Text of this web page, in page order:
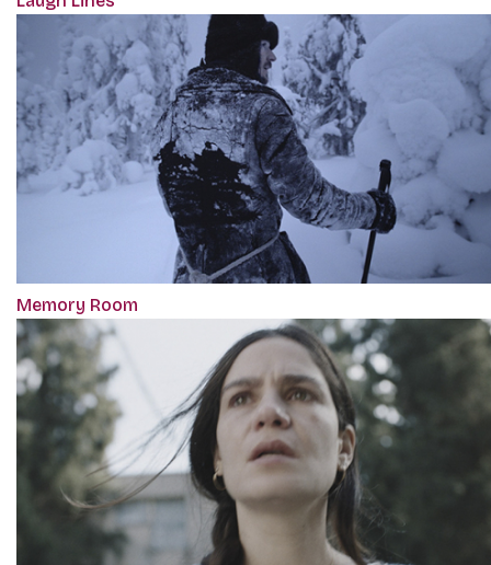
Memory Room